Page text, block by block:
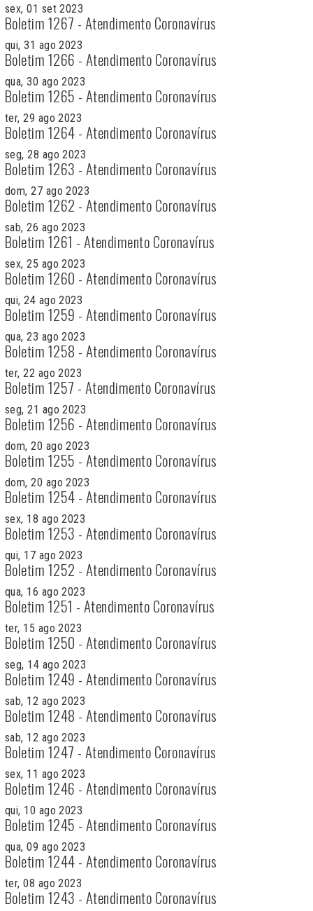
sex, 01 set 2023
Boletim 1267 - Atendimento Coronavírus
qui, 31 ago 2023
Boletim 1266 - Atendimento Coronavírus
qua, 30 ago 2023
Boletim 1265 - Atendimento Coronavírus
ter, 29 ago 2023
Boletim 1264 - Atendimento Coronavírus
seg, 28 ago 2023
Boletim 1263 - Atendimento Coronavírus
dom, 27 ago 2023
Boletim 1262 - Atendimento Coronavírus
sab, 26 ago 2023
Boletim 1261 - Atendimento Coronavírus
sex, 25 ago 2023
Boletim 1260 - Atendimento Coronavírus
qui, 24 ago 2023
Boletim 1259 - Atendimento Coronavírus
qua, 23 ago 2023
Boletim 1258 - Atendimento Coronavírus
ter, 22 ago 2023
Boletim 1257 - Atendimento Coronavírus
seg, 21 ago 2023
Boletim 1256 - Atendimento Coronavírus
dom, 20 ago 2023
Boletim 1255 - Atendimento Coronavírus
dom, 20 ago 2023
Boletim 1254 - Atendimento Coronavírus
sex, 18 ago 2023
Boletim 1253 - Atendimento Coronavírus
qui, 17 ago 2023
Boletim 1252 - Atendimento Coronavírus
qua, 16 ago 2023
Boletim 1251 - Atendimento Coronavírus
ter, 15 ago 2023
Boletim 1250 - Atendimento Coronavírus
seg, 14 ago 2023
Boletim 1249 - Atendimento Coronavírus
sab, 12 ago 2023
Boletim 1248 - Atendimento Coronavírus
sab, 12 ago 2023
Boletim 1247 - Atendimento Coronavírus
sex, 11 ago 2023
Boletim 1246 - Atendimento Coronavírus
qui, 10 ago 2023
Boletim 1245 - Atendimento Coronavírus
qua, 09 ago 2023
Boletim 1244 - Atendimento Coronavírus
ter, 08 ago 2023
Boletim 1243 - Atendimento Coronavírus